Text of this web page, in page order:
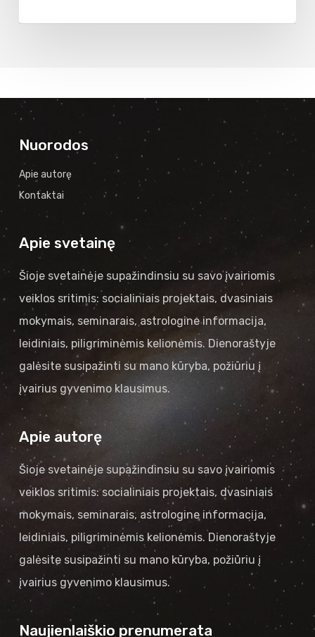
Nuorodos
Apie autorę
Kontaktai
Apie svetainę
Šioje svetainėje supažindinsiu su savo įvairiomis
veiklos sritimis: socialiniais projektais, dvasiniais
mokymais, seminarais, astrologine informacija,
leidiniais, piligriminėmis kelionėmis. Dienoraštyje
galėsite susipažinti su mano kūryba, požiūriu į
įvairius gyvenimo klausimus.
Apie autorę
Šioje svetainėje supažindinsiu su savo įvairiomis
veiklos sritimis: socialiniais projektais, dvasiniais
mokymais, seminarais, astrologine informacija,
leidiniais, piligriminėmis kelionėmis. Dienoraštyje
galėsite susipažinti su mano kūryba, požiūriu į
įvairius gyvenimo klausimus.
Naujienlaiškio prenumerata